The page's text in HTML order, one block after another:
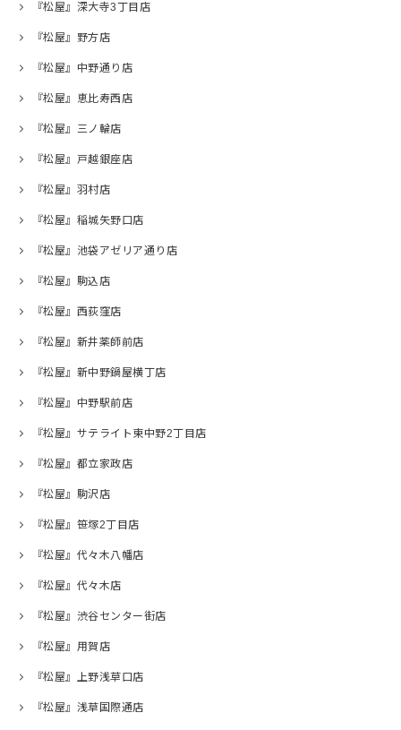
『松屋』深大寺3丁目店
『松屋』野方店
『松屋』中野通り店
『松屋』恵比寿西店
『松屋』三ノ輪店
『松屋』戸越銀座店
『松屋』羽村店
『松屋』稲城矢野口店
『松屋』池袋アゼリア通り店
『松屋』駒込店
『松屋』西荻窪店
『松屋』新井薬師前店
『松屋』新中野鍋屋横丁店
『松屋』中野駅前店
『松屋』サテライト東中野2丁目店
『松屋』都立家政店
『松屋』駒沢店
『松屋』笹塚2丁目店
『松屋』代々木八幡店
『松屋』代々木店
『松屋』渋谷センター街店
『松屋』用賀店
『松屋』上野浅草口店
『松屋』浅草国際通店